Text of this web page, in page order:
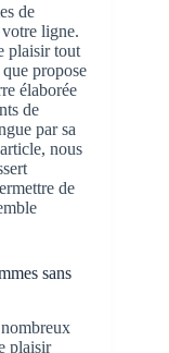
de
ligne.
plaisir tout
que propose
élaborée
de
par sa
nous
de
sans
plaisir